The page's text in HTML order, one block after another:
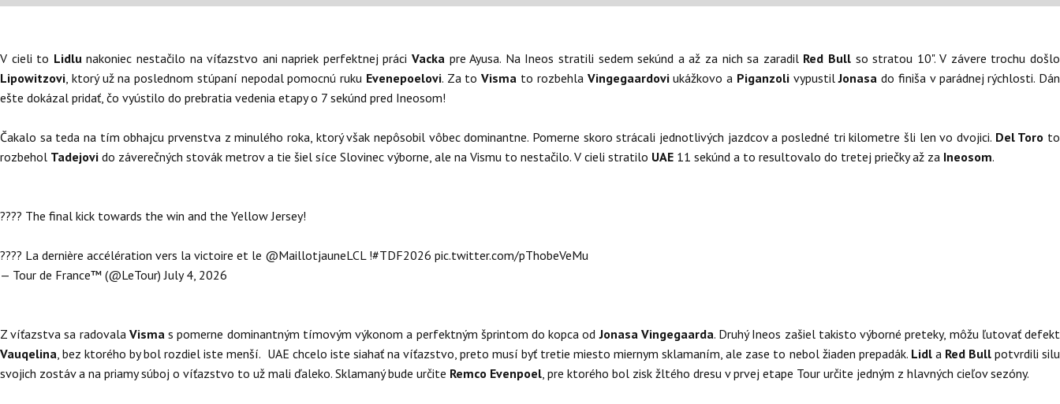
V cieli to Lidlunakoniec nestačilo na víťazstvo ani napriek perfektnej práciVacka pre Ayusa. Na Ineos stratili sedem sekúnd a až za nich sa zaradil Red Bull so stratou 10". V závere trochu došlo
Lipowitzovi, ktorý už na poslednom stúpaní nepodal pomocnú ruku Evenepoelovi. Za toVisma to rozbehla Vingegaardoviukážkovo a Piganzoli vypustilJonasado finiša v parádnej rýchlosti. Dán
ešte dokázal pridať, čo vyústilo do prebratia vedenia etapy o 7 sekúnd pred Ineosom!
Čakalo sa teda na tím obhajcu prvenstva z minulého roka, ktorý však nepôsobil vôbec dominantne. Pomerne skoro strácali jednotlivých jazdcov a posledné tri kilometre šli len vo dvojici. Del Toro to
rozbehol Tadejovi do záverečných stovák metrov a tie šiel síce Slovinec výborne, ale na Vismu to nestačilo. V cieli stratilo UAE 11 sekúnd a to resultovalo do tretej priečky až za Ineosom.
???? The final kick towards the win and the Yellow Jersey!
???? La dernière accélération vers la victoire et le @MaillotjauneLCL!#TDF2026 pic.twitter.com/pThobeVeMu
— Tour de France™ (@LeTour)July 4, 2026
Z víťazstva sa radovala Vismas pomerne dominantným tímovým výkonom a perfektným šprintom do kopca odJonasa Vingegaarda. Druhý Ineos zašiel takisto výborné preteky, môžu ľutovať defekt
Vauqelina, bez ktorého by bol rozdiel iste menší. UAE chcelo iste siahať na víťazstvo, preto musí byť tretie miesto miernym sklamaním, ale zase to nebol žiaden prepadák. Lidl a Red Bull potvrdili silu
svojich zostáv a na priamy súboj o víťazstvo to už mali ďaleko. Sklamaný bude určite Remco Evenpoel, pre ktorého bol zisk žltého dresu v prvej etape Tour určite jedným z hlavných cieľov sezóny.